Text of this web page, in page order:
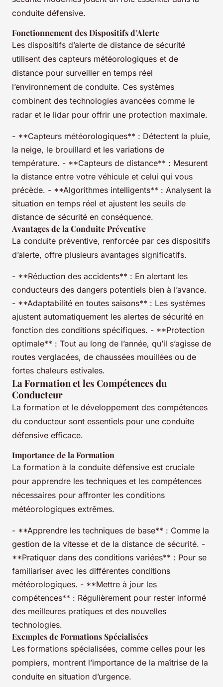
conduite défensive.
Fonctionnement des Dispositifs d’Alerte
Les dispositifs d’alerte de distance de sécurité
utilisent des capteurs météorologiques et de
distance pour surveiller en temps réel
l’environnement de conduite. Ces systèmes
combinent des technologies avancées comme le
radar et le lidar pour offrir une protection maximale.
- **Capteurs météorologiques** : Détectent la pluie,
la neige, le brouillard et les variations de
température. - **Capteurs de distance** : Mesurent
la distance entre votre véhicule et celui qui vous
précède. - **Algorithmes intelligents** : Analysent la
situation en temps réel et ajustent les seuils de
distance de sécurité en conséquence.
Avantages de la Conduite Préventive
La conduite préventive, renforcée par ces dispositifs
d’alerte, offre plusieurs avantages significatifs.
- **Réduction des accidents** : En alertant les
conducteurs des dangers potentiels bien à l’avance.
- **Adaptabilité en toutes saisons** : Les systèmes
ajustent automatiquement les alertes de sécurité en
fonction des conditions spécifiques. - **Protection
optimale** : Tout au long de l’année, qu’il s’agisse de
routes verglacées, de chaussées mouillées ou de
fortes chaleurs estivales.
La Formation et les Compétences du
Conducteur
La formation et le développement des compétences
du conducteur sont essentiels pour une conduite
défensive efficace.
Importance de la Formation
La formation à la conduite défensive est cruciale
pour apprendre les techniques et les compétences
nécessaires pour affronter les conditions
météorologiques extrêmes.
- **Apprendre les techniques de base** : Comme la
gestion de la vitesse et de la distance de sécurité. -
**Pratiquer dans des conditions variées** : Pour se
familiariser avec les différentes conditions
météorologiques. - **Mettre à jour les
compétences** : Régulièrement pour rester informé
des meilleures pratiques et des nouvelles
technologies.
Exemples de Formations Spécialisées
Les formations spécialisées, comme celles pour les
pompiers, montrent l’importance de la maîtrise de la
conduite en situation d’urgence.